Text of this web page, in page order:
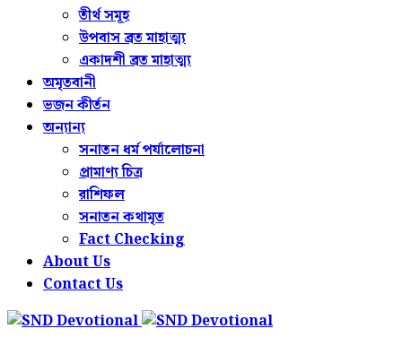
তীর্থ সমূহ
উপবাস ব্রত মাহাত্ম্য
একাদশী ব্রত মাহাত্ম্য
অমৃতবানী
ভজন কীর্তন
অন্যান্য
সনাতন ধর্ম পর্যালোচনা
প্রামাণ্য চিত্র
রাশিফল
সনাতন কথামৃত
Fact Checking
About Us
Contact Us